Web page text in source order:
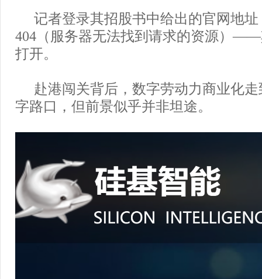
记者登录其招股书中给出的官网地
404（服务器无法找到请求的资源）
打开。
赴港闯关背后，数字劳动力商业化
字路口，但前景似乎并非坦途。